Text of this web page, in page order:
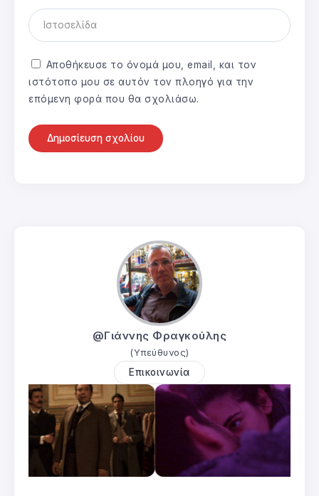
Αποθήκευσε το όνομά μου, email, και τον
ιστότοπο μου σε αυτόν τον πλοηγό για την
επόμενη φορά που θα σχολιάσω.
@Γιάννης Φραγκούλης
(Υπεύθυνος)
Επικοινωνία